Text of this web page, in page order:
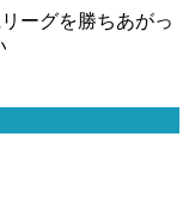
ーグを勝ちあがっ